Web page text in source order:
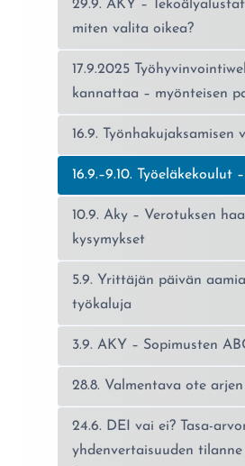
29.9. AKY –
miten valita oikea?
17.9.2025
kannattaa – myönteisen
16.9. Työnhakujaksamisen
Nykyinen sivu:
16.9.–9.10. Työeläkekoulut
10.9. Aky – Verotuksen
kysymykset
5.9. Yrittäjän päivän
työkaluja
3.9. AKY – Sopimusten
28.8. Valmentava ote
24.6. DEI vai ei? Tasa-
yhdenvertaisuuden